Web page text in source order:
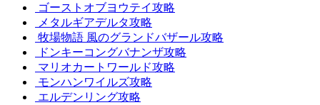
ゴーストオブヨウテイ攻略
メタルギアデルタ攻略
牧場物語 風のグランドバザール攻略
ドンキーコングバナンザ攻略
マリオカートワールド攻略
モンハンワイルズ攻略
エルデンリング攻略